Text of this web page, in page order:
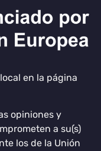
en la página
opiniones y
a su(s)
los de la Unión